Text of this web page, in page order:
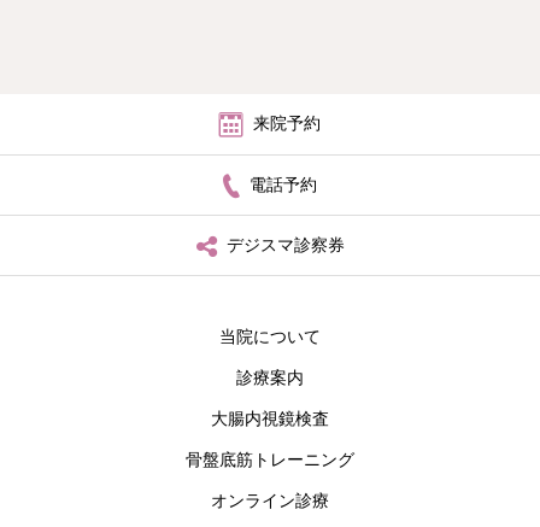
来院予約
電話予約
デジスマ診察券
当院について
診療案内
大腸内視鏡検査
骨盤底筋トレーニング
オンライン診療